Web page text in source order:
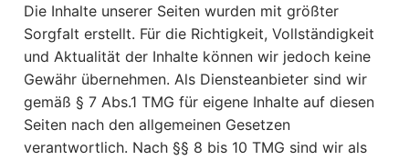
Die Inhalte unserer Seiten wurden mit größter
Sorgfalt erstellt. Für die Richtigkeit, Vollständigkeit
und Aktualität der Inhalte können wir jedoch keine
Gewähr übernehmen. Als Diensteanbieter sind wir
gemäß § 7 Abs.1 TMG für eigene Inhalte auf diesen
Seiten nach den allgemeinen Gesetzen
verantwortlich. Nach §§ 8 bis 10 TMG sind wir als